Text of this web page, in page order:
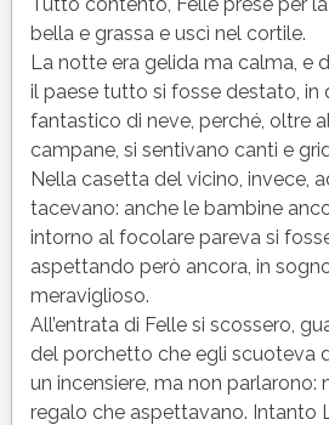
bella e grassa e uscì nel cortile.
La notte era gelida ma calma, e
il paese tutto si fosse destato, in
fantastico di neve, perché, oltre
campane, si sentivano canti e
Nella casetta del vicino, invece,
tacevano: anche le bambine
intorno al focolare pareva si
aspettando però ancora, in
meraviglioso.
All’entrata di Felle si scossero,
del porchetto che egli scuoteva
un incensiere, ma non parlarono:
regalo che aspettavano. Intanto